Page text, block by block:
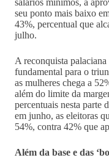
salários mínimos, a
seu ponto mais baixo
43%, percentual que
julho.
A reconquista
fundamental para o
as mulheres chega a
além do limite da
percentuais nesta parte
em junho, as eleitoras
54%, contra 42% que
Além da base e das